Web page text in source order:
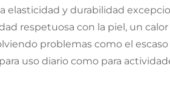
elasticidad y durabilidad
respetuosa con la piel, un
problemas como el
uso diario como para